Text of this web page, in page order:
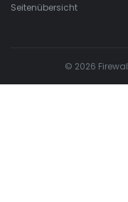
Seitenübersicht
© 2026